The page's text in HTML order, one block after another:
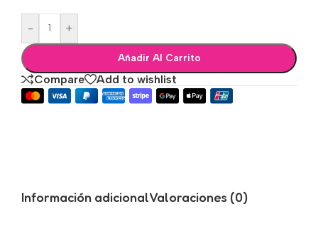
- +
Añadir Al Carrito
Compare Add to wishlist
Información adicionalValoraciones (0)